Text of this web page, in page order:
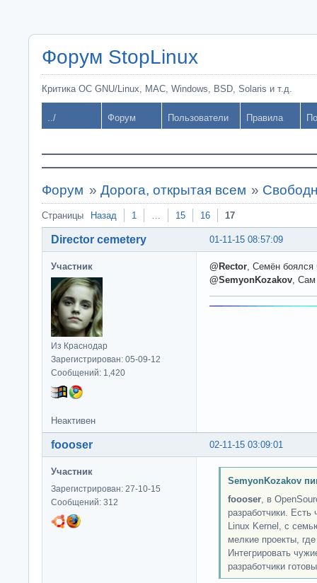
Форум StopLinux
Критика ОС GNU/Linux, MAC, Windows, BSD, Solaris и т.д.
../ Форум Пользователи Правила
Форум » Дорога, открытая всем »
Страницы Назад 1 … 15 16 17
01-11-15 08:57:09
Director cemetery
Участник
Из Краснодар
Зарегистрирован: 05-09-12
Сообщений: 1,420
@Rector , Семён
@SemyonKozakov ,
Неактивен
02-11-15 03:09:01
foooser
Участник
Зарегистрирован: 27-10-15
Сообщений: 312
SemyonKozakov
foooser, в
разработчики. Есть
Linux Kernel, с
мелкие проекты,
Интегрировать
разработчики